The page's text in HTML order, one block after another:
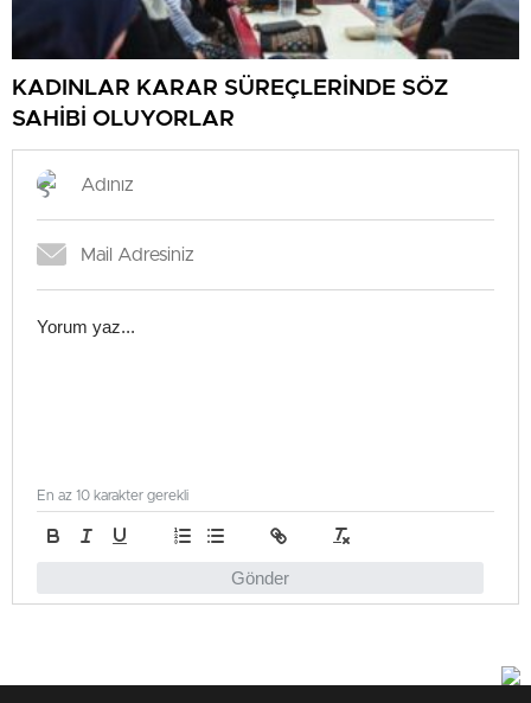
KADINLAR KARAR SÜREÇLERİNDE SÖZ
SAHİBİ OLUYORLAR
Gönder
En az 10 karakter gerekli